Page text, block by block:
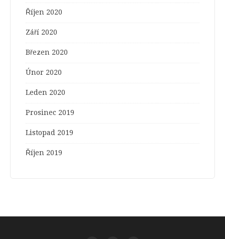
Říjen 2020
Září 2020
Březen 2020
Únor 2020
Leden 2020
Prosinec 2019
Listopad 2019
Říjen 2019